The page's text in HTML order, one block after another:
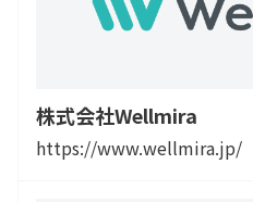
株式会社Wellmira
https://www.wellmira.jp/